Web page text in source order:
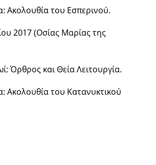
Ακολουθία του Εσπερινού.
2017 (Οσίας Μαρίας της
Όρθρος και Θεία Λειτουργία.
Ακολουθία του Κατανυκτικού